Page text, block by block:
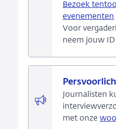
Bezoek
evenementen
Voor
neem jouw ID
Journalisten
met onze